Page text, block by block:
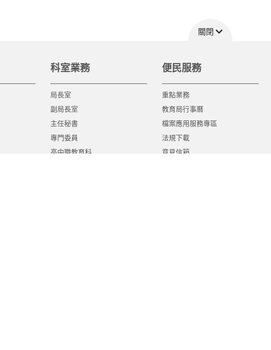
關閉
科室業務
局長室
副局長室
主任秘書
專門委員
高中職教育科
便民服務
重點業務
教育局行事曆
檔案應用服務專區
法規下載
意見信箱